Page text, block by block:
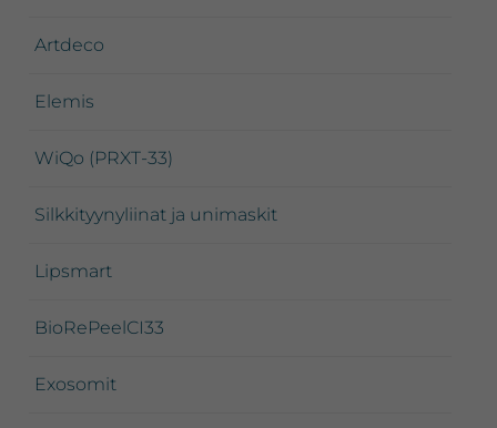
Artdeco
Elemis
WiQo (PRXT-33)
Silkkityynyliinat ja unimaskit
Lipsmart
BioRePeelCI33
Exosomit